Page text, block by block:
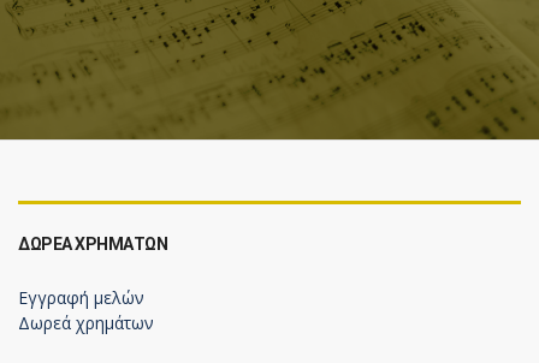
ΔΩΡΕΆ ΧΡΗΜΆΤΩΝ
Εγγραφή μελών
Δωρεά χρημάτων